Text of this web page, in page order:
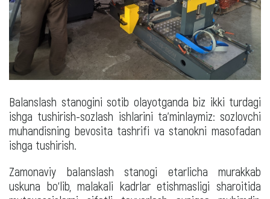
Balanslash stanogini sotib olayotganda biz ikki turdagi
ishga tushirish-sozlash ishlarini ta'minlaymiz: sozlovchi
muhandisning bevosita tashrifi va stanokni masofadan
ishga tushirish.
Zamonaviy balanslash stanogi etarlicha murakkab
uskuna bo‘lib, malakali kadrlar etishmasligi sharoitida